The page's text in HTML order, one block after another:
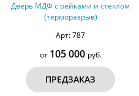
Дверь МДФ с рейками и стеклом
(терморазрыв)
Арт: 787
от 105 000 руб.
ПРЕДЗАКАЗ